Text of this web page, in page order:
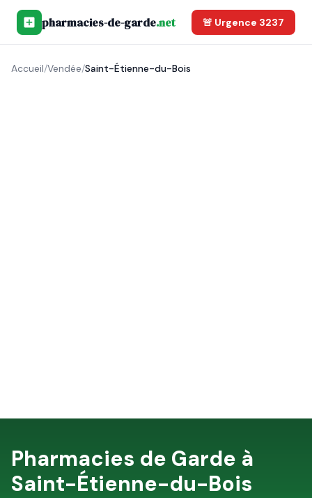
pharmacies-de-garde.net 🚨 Urgence 3237
Accueil/Vendée/Saint-Étienne-du-Bois
Pharmacies de Garde à
Saint-Étienne-du-Bois